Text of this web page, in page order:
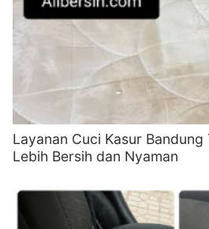
Layanan Cuci Kasur
Lebih Bersih dan Nyaman